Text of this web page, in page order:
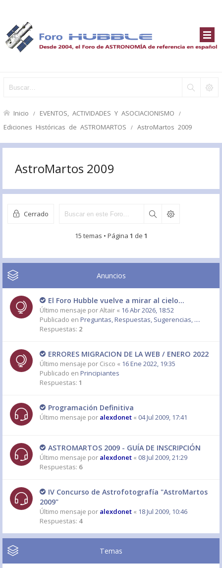
Inicio EVENTOS, ACTIVIDADES Y ASOCIACIONISMO
Ediciones Históricas de ASTROMARTOS AstroMartos 2009
AstroMartos 2009
Cerrado
15 temas • Página 1 de 1
Anuncios
El Foro Hubble vuelve a mirar al cielo...
Último mensaje porAltair « 16 Abr 2026, 18:52
Publicado en Preguntas, Respuestas, Sugerencias, ....
Respuestas: 2
ERRORES MIGRACION DE LA WEB / ENERO 2022
Último mensaje por Cisco « 16 Ene 2022, 19:35
Publicado en Principiantes
Respuestas: 1
Programación Definitiva
Último mensaje por alexdonet « 04 Jul 2009, 17:41
ASTROMARTOS 2009 - GUÍA DE INSCRIPCIÓN
Último mensaje por alexdonet « 08 Jul 2009, 21:29
Respuestas: 6
IV Concurso de Astrofotografía "AstroMartos
2009"
Último mensaje por alexdonet « 18 Jul 2009, 10:46
Respuestas: 4
Temas